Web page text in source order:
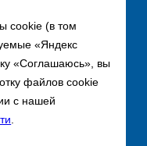
cookie (в том
«Яндекс
«Соглашаюсь», вы
файлов cookie
с нашей
.
и продвижение сайта